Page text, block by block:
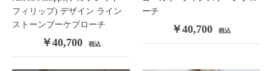
フィリップ) デザイン ライン
ストーンブーケブローチ
￥40,700 税込
ーチ
￥40,700 税込